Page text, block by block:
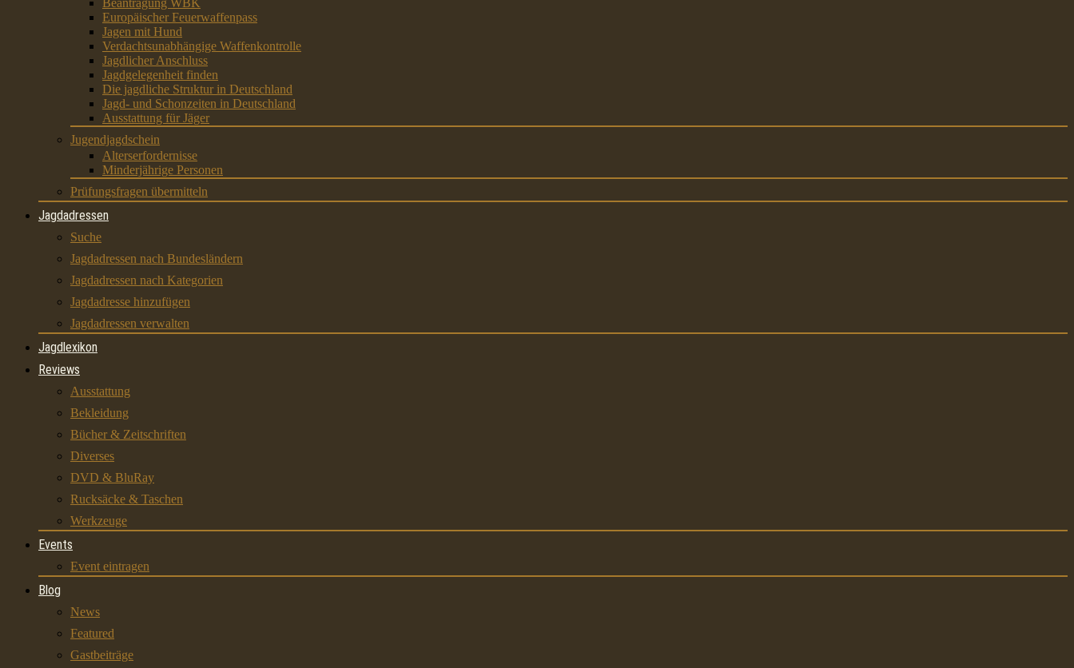
Beantragung WBK
Europäischer Feuerwaffenpass
Jagen mit Hund
Verdachtsunabhängige Waffenkontrolle
Jagdlicher Anschluss
Jagdgelegenheit finden
Die jagdliche Struktur in Deutschland
Jagd- und Schonzeiten in Deutschland
Ausstattung für Jäger
Jugendjagdschein
Alterserfordernisse
Minderjährige Personen
Prüfungsfragen übermitteln
Jagdadressen
Suche
Jagdadressen nach Bundesländern
Jagdadressen nach Kategorien
Jagdadresse hinzufügen
Jagdadressen verwalten
Jagdlexikon
Reviews
Ausstattung
Bekleidung
Bücher & Zeitschriften
Diverses
DVD & BluRay
Rucksäcke & Taschen
Werkzeuge
Events
Event eintragen
Blog
News
Featured
Gastbeiträge